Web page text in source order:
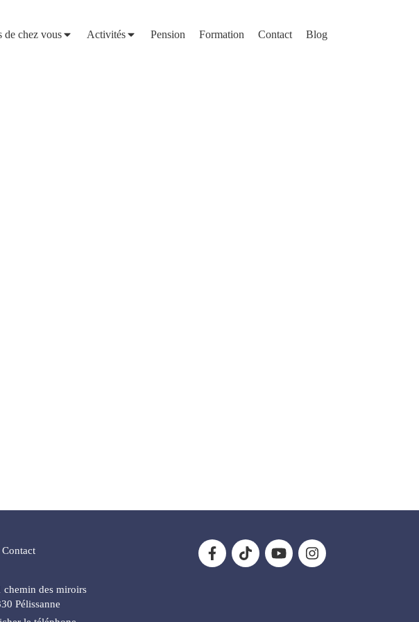
de chez vous Activités Pension Formation Contact Blog
Contact
chemin des miroirs
Pélissanne